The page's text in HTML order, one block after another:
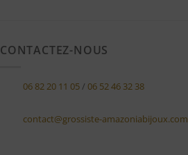
CONTACTEZ-NOUS
06 82 20 11 05/ 06 52 46 32 38
contact@grossiste-amazoniabijoux.com